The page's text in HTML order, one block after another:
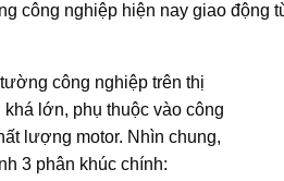
công nghiệp hiện nay giao động
công nghiệp trên thị
lớn, phụ thuộc vào công
lượng motor. Nhìn chung,
3 phân khúc chính: